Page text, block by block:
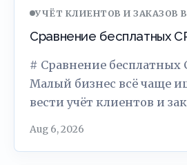
УЧЁТ КЛИЕНТОВ И ЗАКАЗОВ В
Сравнение бесплатных
# Сравнение бесплатных
Малый бизнес всё чаще
вести учёт клиентов и
Aug 6, 2026